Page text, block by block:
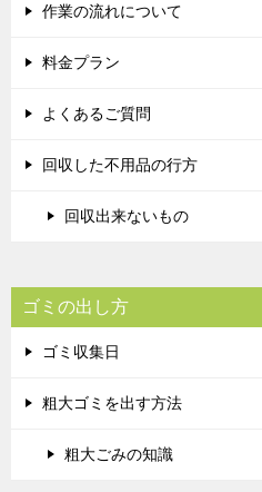
作業の流れについて
料金プラン
よくあるご質問
回収した不用品の行方
回収出来ないもの
ゴミの出し方
ゴミ収集日
粗大ゴミを出す方法
粗大ごみの知識